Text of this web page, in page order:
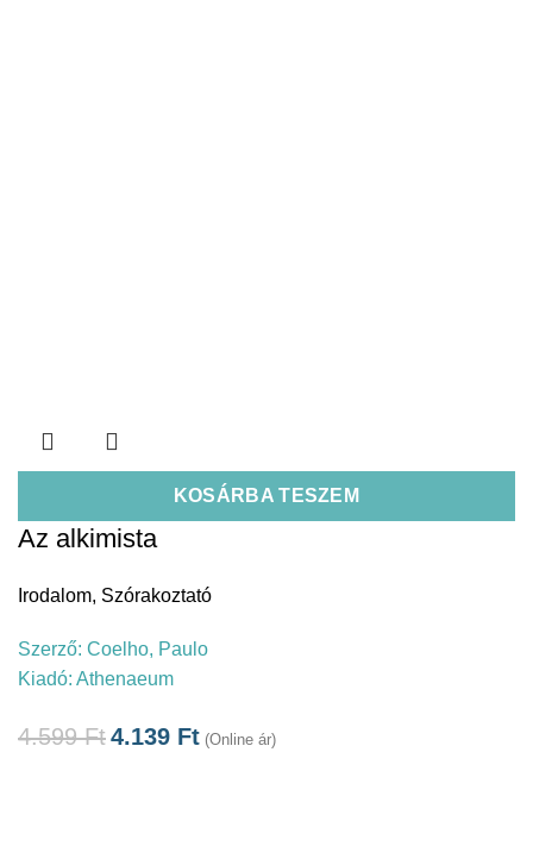
KOSÁRBA TESZEM
Az alkimista
Irodalom, Szórakoztató
Szerző: Coelho, Paulo
Kiadó: Athenaeum
4.599Ft4.139 Ft (Online ár)